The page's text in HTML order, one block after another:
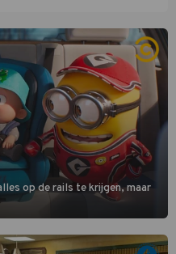
op de rails te krijgen, maar